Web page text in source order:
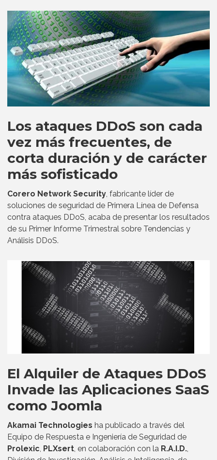
Los ataques DDoS son cada
vez más frecuentes, de
corta duración y de carácter
más sofisticado
Corero Network Security, fabricante líder de
soluciones de seguridad de Primera Línea de Defensa
contra ataques DDoS, acaba de presentar los resultados
de su Primer Informe Trimestral sobre Tendencias y
Análisis DDoS.
El Alquiler de Ataques DDoS
Invade las Aplicaciones SaaS
como Joomla
Akamai Technologies ha publicado a través del
Equipo de Respuesta e Ingeniería de Seguridad de
Prolexic, PLXsert, en colaboración con la R.A.I.D.,